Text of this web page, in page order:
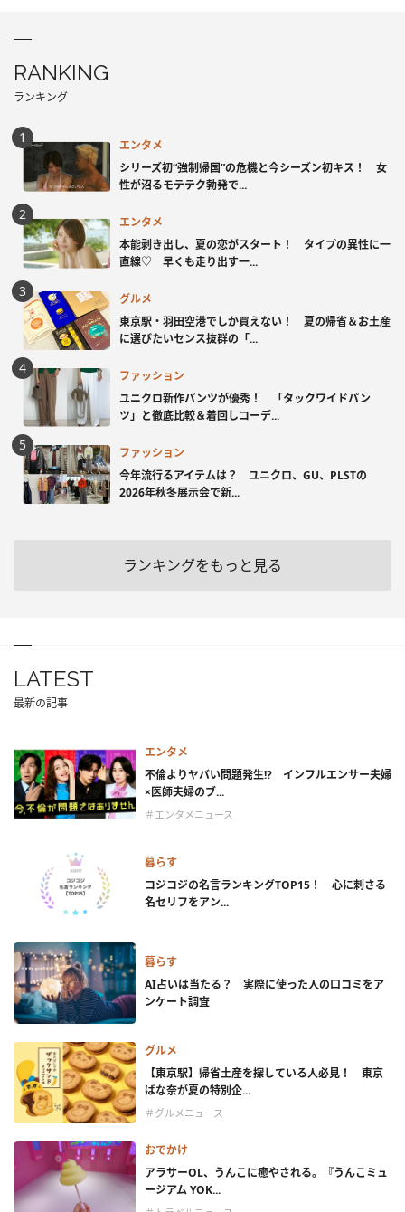
RANKING
ランキング
エンタメ
シリーズ初“強制帰国”の危機と今シーズン初キス！ 女
性が沼るモテテク勃発で...
エンタメ
本能剥き出し、夏の恋がスタート！ タイプの異性に一
直線♡ 早くも走り出す一...
グルメ
東京駅・羽田空港でしか買えない！ 夏の帰省＆お土産
に選びたいセンス抜群の「...
ファッション
ユニクロ新作パンツが優秀！ 「タックワイドパン
ツ」と徹底比較＆着回しコーデ...
ファッション
今年流行るアイテムは？ ユニクロ、GU、PLSTの
2026年秋冬展示会で新...
ランキングをもっと見る
LATEST
最新の記事
エンタメ
不倫よりヤバい問題発生!? インフルエンサー夫婦
×医師夫婦のブ...
＃エンタメニュース
暮らす
コジコジの名言ランキングTOP15！ 心に刺さる
名セリフをアン...
暮らす
AI占いは当たる？ 実際に使った人の口コミをア
ンケート調査
グルメ
【東京駅】帰省土産を探している人必見！ 東京
ばな奈が夏の特別企...
＃グルメニュース
おでかけ
アラサーOL、うんこに癒やされる。『うんこミュ
ージアム YOK...